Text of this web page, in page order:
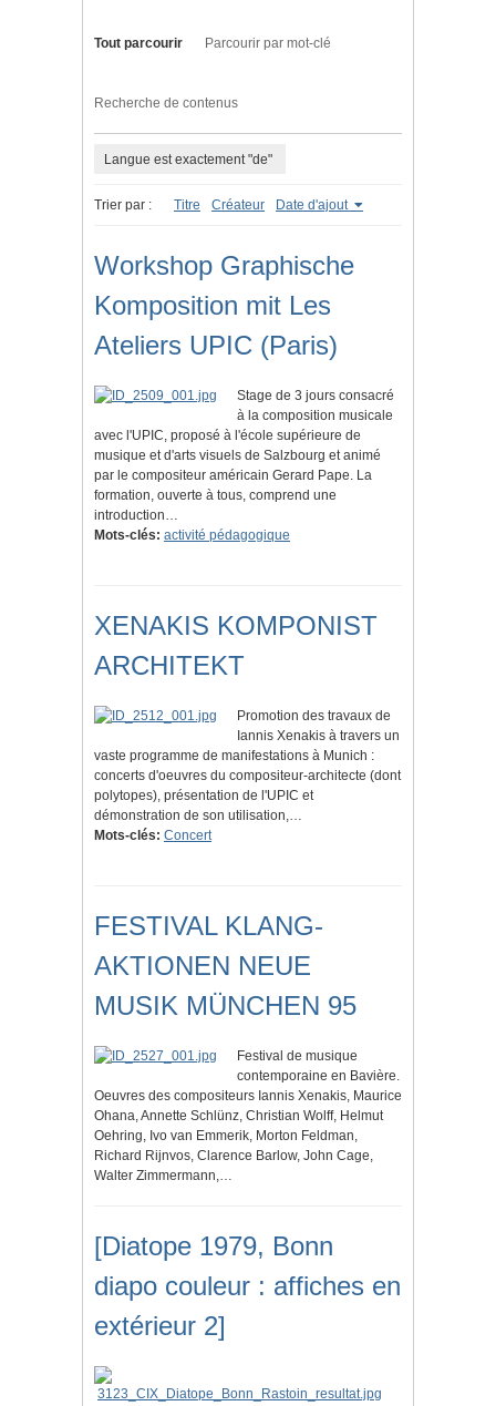
Tout parcourir Parcourir par mot-clé
Recherche de contenus
Langue est exactement "de"
Trier par : Titre Créateur Date d'ajout
Workshop Graphische
Komposition mit Les
Ateliers UPIC (Paris)
Stage de 3 jours consacré
à la composition musicale
avec l'UPIC, proposé à l'école supérieure de
musique et d'arts visuels de Salzbourg et animé
par le compositeur américain Gerard Pape. La
formation, ouverte à tous, comprend une
introduction…
Mots-clés: activité pédagogique
XENAKIS KOMPONIST
ARCHITEKT
Promotion des travaux de
Iannis Xenakis à travers un
vaste programme de manifestations à Munich :
concerts d'oeuvres du compositeur-architecte (dont
polytopes), présentation de l'UPIC et
démonstration de son utilisation,…
Mots-clés: Concert
FESTIVAL KLANG-
AKTIONEN NEUE
MUSIK MÜNCHEN 95
Festival de musique
contemporaine en Bavière.
Oeuvres des compositeurs Iannis Xenakis, Maurice
Ohana, Annette Schlünz, Christian Wolff, Helmut
Oehring, Ivo van Emmerik, Morton Feldman,
Richard Rijnvos, Clarence Barlow, John Cage,
Walter Zimmermann,…
[Diatope 1979, Bonn
diapo couleur : affiches en
extérieur 2]